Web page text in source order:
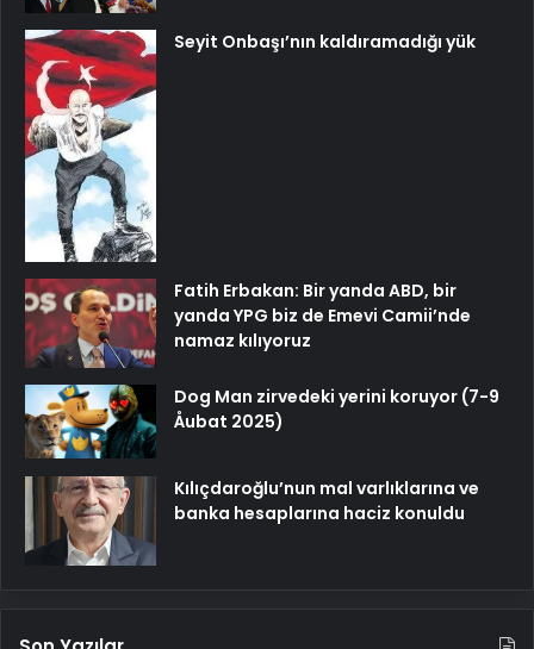
Seyit Onbaşı’nın kaldıramadığı yük
Fatih Erbakan: Bir yanda ABD, bir
yanda YPG biz de Emevi Camii’nde
namaz kılıyoruz
Dog Man zirvedeki yerini koruyor (7-9
Åubat 2025)
Kılıçdaroğlu’nun mal varlıklarına ve
banka hesaplarına haciz konuldu